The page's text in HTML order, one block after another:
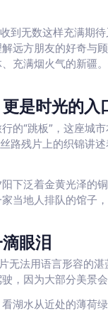
到无数这样充满期
远方朋友的好奇与
充满烟火气的新疆
是时光的入
的“跳板”，这座城
路残片上的织锦讲
下泛着金黄光泽的
当地人排队的馆子
眼泪
无法用语言形容的
，因为大部分美景
湖水从近处的薄荷